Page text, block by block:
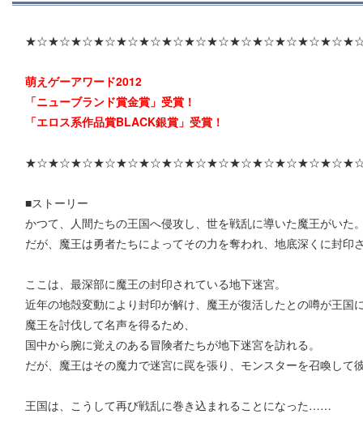
萌えゲーアワード2012
「ニューブランド賞金賞」受賞！
「エロス系作品賞BLACK銀賞」受賞！
■ストーリー
かつて、人間たちの王国へ侵攻し、世を戦乱に導いた魔王がいた
だが、魔王は勇者たちによってその力を奪われ、地底深くに封印
ここは、最深部に魔王の封印されている地下迷宮。
近年の地殻変動により封印が解け、魔王が復活したとの噂が王国
魔王を討伐して名声を得るため、
国中から腕に覚えのある冒険者たちが地下迷宮を訪れる。
だが、魔王はその魔力で迷宮に罠を張り、モンスターを召喚して
王国は、こうして再び戦乱に巻き込まれることになった……